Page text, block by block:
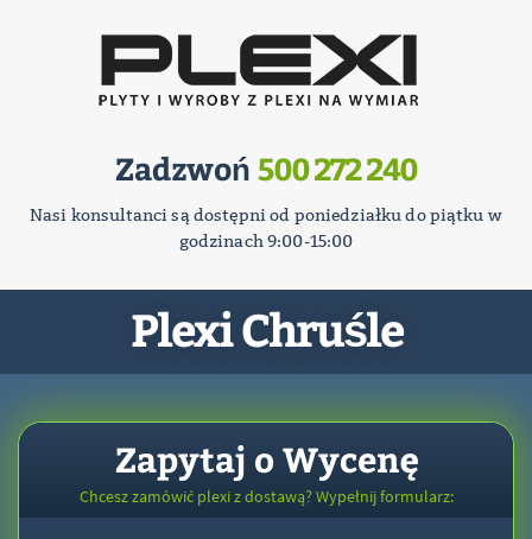
Zadzwoń 500 272 240
Nasi konsultanci są dostępni od poniedziałku do piątku w
godzinach 9:00-15:00
Plexi Chruśle
Zapytaj o Wycenę
Chcesz zamówić plexi z dostawą? Wypełnij formularz: